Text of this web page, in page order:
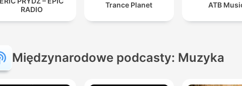
RADIO
Trance Planet ATB
Międzynarodowe podcasty: Muzyka